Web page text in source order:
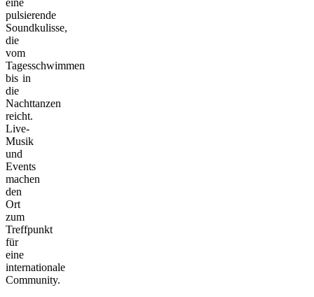
eine
pulsierende
Soundkulisse,
die
vom
Tagesschwimmen
bis in
die
Nachttanzen
reicht.
Live-
Musik
und
Events
machen
den
Ort
zum
Treffpunkt
für
eine
internationale
Community.